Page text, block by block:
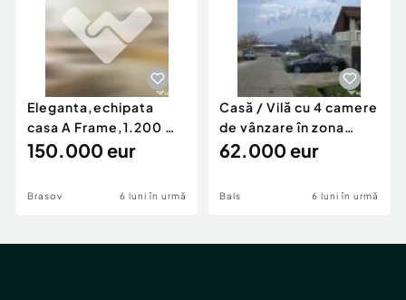
Eleganta,echipata
casa A Frame,1.200 mp
teren,deschidere Pia
150.000 eur
Brasov 6 luni în urmă
Casă / Vilă cu 4 camere
de vânzare în zona
Periferie
62.000 eur
Bals 6 luni în urmă